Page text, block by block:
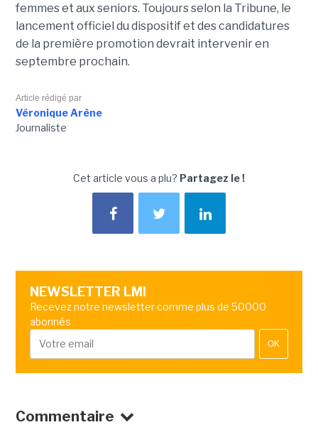
femmes et aux seniors. Toujours selon la Tribune, le
lancement officiel du dispositif et des candidatures
de la première promotion devrait intervenir en
septembre prochain.
Article rédigé par
Véronique Arène
Journaliste
Cet article vous a plu? Partagez le !
NEWSLETTER LMI
Recevez notre newsletter comme plus de 50000
abonnés
OK
Commentaire